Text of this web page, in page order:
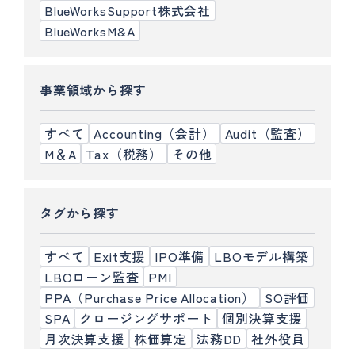
BlueWorksSupport株式会社
BlueWorksM&A
事業領域から探す
すべて Accounting（会計）
Audit（監査）
M＆A Tax（税務） その他
タグから探す
すべて Exit支援 IPO準備
LBOモデル構築
LBOローン監査 PMI
PPA（Purchase Price Allocation）
SO評価
SPA クロージングサポート
個別決算支援
月次決算支援 株価算定 法務DD 社外役員